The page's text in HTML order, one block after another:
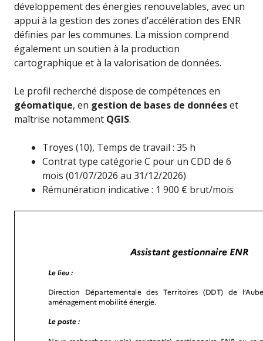
développement des énergies renouvelables, avec un
appui à la gestion des zones d’accélération des ENR
définies par les communes. La mission comprend
également un soutien à la production
cartographique et à la valorisation de données.
Le profil recherché dispose de compétences en
géomatique, en gestion de bases de donnéeset
maîtrise notamment QGIS.
Troyes (10), Temps de travail : 35 h
Contrat type catégorie C pour un CDD de 6
mois (01/07/2026 au 31/12/2026)
Rémunération indicative : 1 900 € brut/mois